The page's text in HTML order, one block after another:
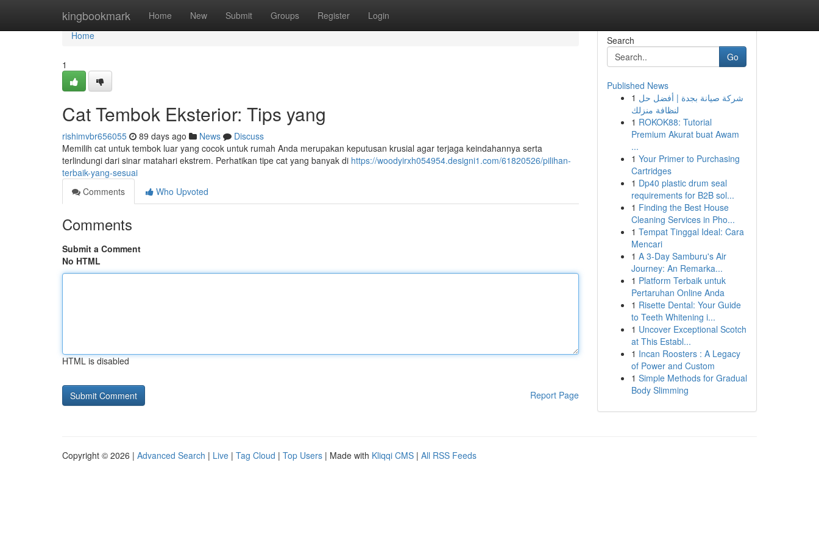
kingbookmark Home New Submit Groups Register Login
Home
Home
1
Cat Tembok Eksterior: Tips yang
rishimvbr656055 89 days ago News
Discuss
Memilih cat untuk tembok luar yang cocok untuk rumah Anda merupakan keputusan krusial agar terjaga keindahannya serta
terlindungi dari sinar matahari ekstrem. Perhatikan tipe cat yang banyak di https://woodyirxh054954.designi1.com/61820526/pilihan-
terbaik-yang-sesuai
Comments
Who Upvoted
Comments
Submit a Comment
No HTML
HTML is disabled
Report Page
Search
Go
Published News
1 شركة صيانة بجدة | أفضل حل
لنظافة منزلك
1 ROKOK88: Tutorial
Premium Akurat buat Awam
...
1 Your Primer to Purchasing
Cartridges
1 Dp40 plastic drum seal
requirements for B2B sol...
1 Finding the Best House
Cleaning Services in Pho...
1 Tempat Tinggal Ideal: Cara
Mencari
1 A 3-Day Samburu's Air
Journey: An Remarka...
1 Platform Terbaik untuk
Pertaruhan Online Anda
1 Risette Dental: Your Guide
to Teeth Whitening i...
1 Uncover Exceptional Scotch
at This Establ...
1 Incan Roosters : A Legacy
of Power and Custom
1 Simple Methods for Gradual
Body Slimming
Copyright © 2026 | Advanced Search | Live | Tag Cloud | Top Users | Made with Kliqqi CMS | All RSS Feeds